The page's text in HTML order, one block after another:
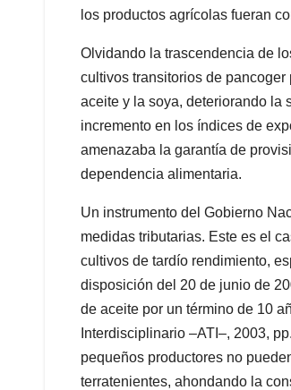
los productos agrícolas fueran
Olvidando la trascendencia de
cultivos transitorios de
aceite y la soya, deteriorando la
incremento en los índices de
amenazaba la garantía de
dependencia alimentaria.
Un instrumento del Gobierno
medidas tributarias. Este es el
cultivos de tardío rendimiento,
disposición del 20 de junio de
de aceite por un término de 10
Interdisciplinario –ATI–, 2003,
pequeños productores no
terratenientes, ahondando la